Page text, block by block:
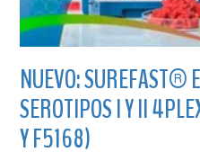
NUEVO: SUREFAST®
SEROTIPOS I Y II
Y F5168)